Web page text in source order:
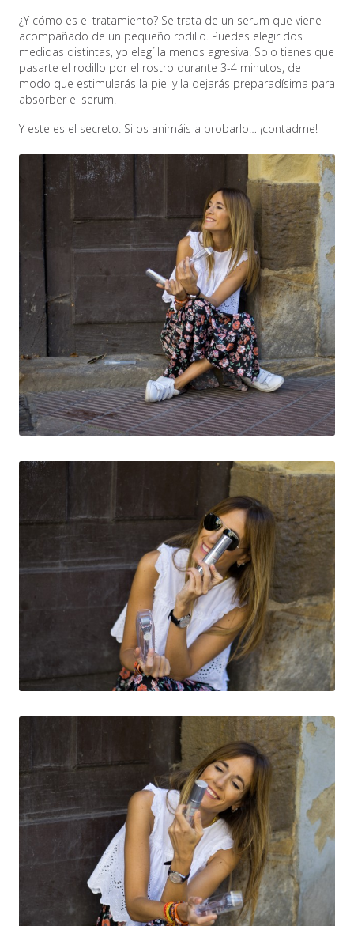
¿Y cómo es el tratamiento? Se trata de un serum que viene
acompañado de un pequeño rodillo. Puedes elegir dos
medidas distintas, yo elegí la menos agresiva. Solo tienes que
pasarte el rodillo por el rostro durante 3-4 minutos, de
modo que estimularás la piel y la dejarás preparadísima para
absorber el serum.
Y este es el secreto. Si os animáis a probarlo… ¡contadme!